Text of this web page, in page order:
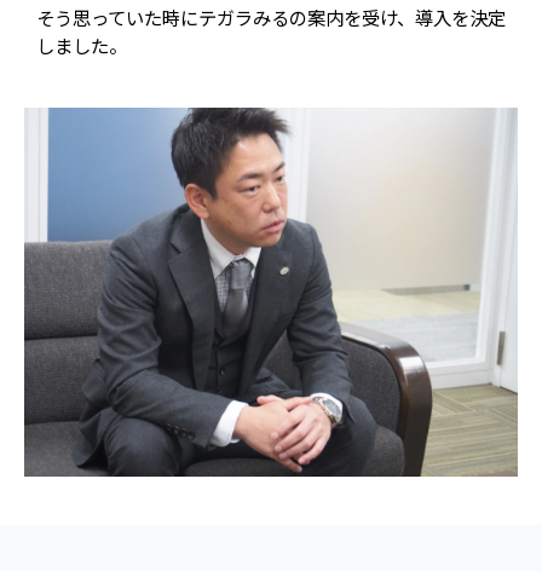
そう思っていた時にテガラみるの案内を受け、導入を決定
しました。